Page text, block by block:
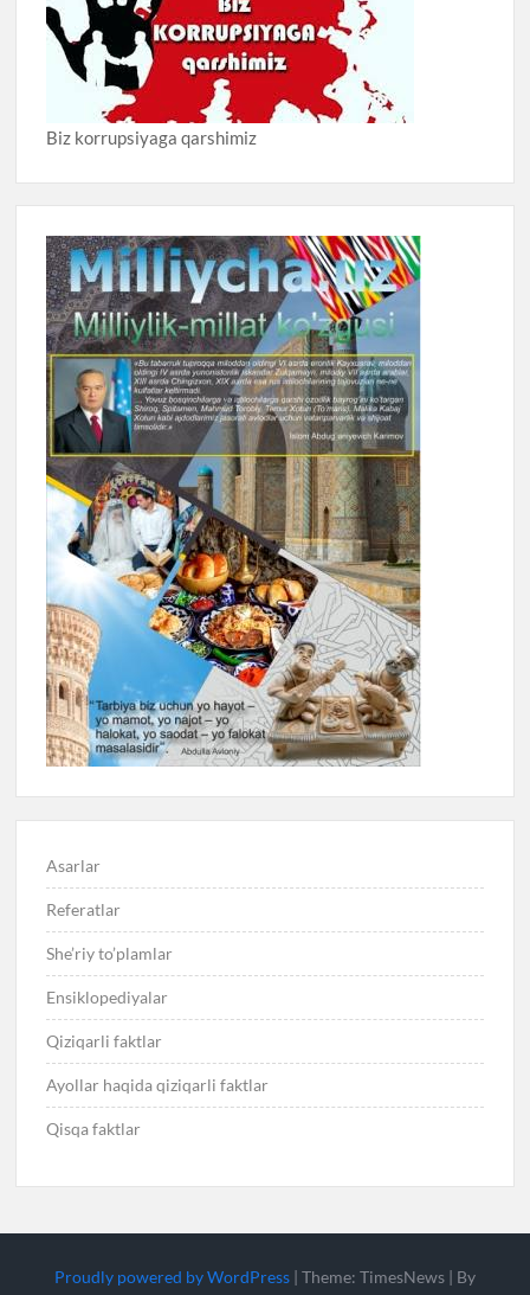
Biz korrupsiyaga qarshimiz
Asarlar
Referatlar
She’riy to’plamlar
Ensiklopediyalar
Qiziqarli faktlar
Ayollar haqida qiziqarli faktlar
Qisqa faktlar
Proudly powered by WordPress | Theme: TimesNews | By